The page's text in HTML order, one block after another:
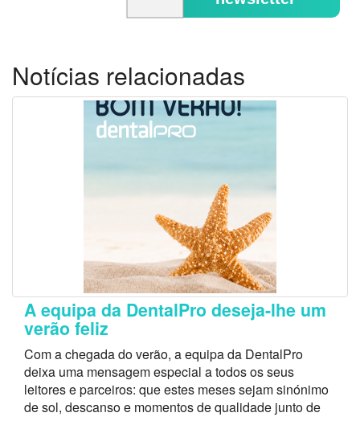
Notícias relacionadas
A equipa da DentalPro deseja-lhe um
verão feliz
Com a chegada do verão, a equipa da DentalPro
deixa uma mensagem especial a todos os seus
leitores e parceiros: que estes meses sejam sinónimo
de sol, descanso e momentos de qualidade junto de